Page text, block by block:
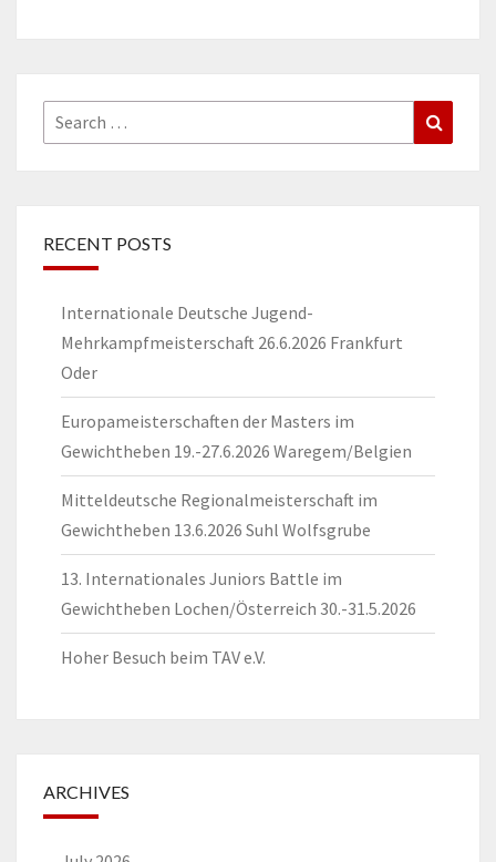
Search
for:
RECENT POSTS
Internationale Deutsche Jugend-
Mehrkampfmeisterschaft 26.6.2026 Frankfurt
Oder
Europameisterschaften der Masters im
Gewichtheben 19.-27.6.2026 Waregem/Belgien
Mitteldeutsche Regionalmeisterschaft im
Gewichtheben 13.6.2026 Suhl Wolfsgrube
13. Internationales Juniors Battle im
Gewichtheben Lochen/Österreich 30.-31.5.2026
Hoher Besuch beim TAV e.V.
ARCHIVES